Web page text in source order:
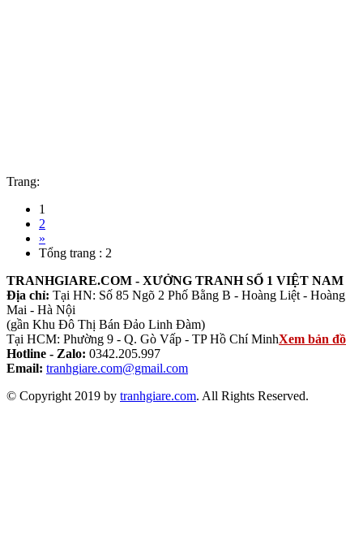
Trang:
1
2
»
Tổng trang : 2
TRANHGIARE.COM - XƯỞNG TRANH SỐ 1 VIỆT NAM
Địa chỉ: Tại HN: Số 85 Ngõ 2 Phố Bằng B - Hoàng Liệt - Hoàng
Mai - Hà Nội
(gần Khu Đô Thị Bán Đảo Linh Đàm)
Tại HCM: Phường 9 - Q. Gò Vấp - TP Hồ Chí MinhXem bản đồ
Hotline - Zalo: 0342.205.997
Email: tranhgiare.com@gmail.com
© Copyright 2019 by tranhgiare.com. All Rights Reserved.